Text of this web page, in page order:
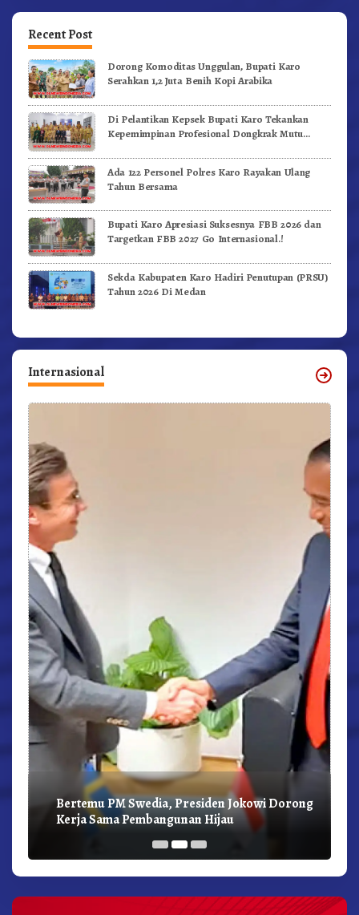
Recent Post
Dorong Komoditas Unggulan, Bupati Karo
Serahkan 1,2 Juta Benih Kopi Arabika
Di Pelantikan Kepsek Bupati Karo Tekankan
Kepemimpinan Profesional Dongkrak Mutu
Ada 122 Personel Polres Karo Rayakan Ulang
Tahun Bersama
Bupati Karo Apresiasi Suksesnya FBB 2026 dan
Targetkan FBB 2027 Go Internasional.!
Sekda Kabupaten Karo Hadiri Penutupan (PRSU)
Tahun 2026 Di Medan
Internasional
Bertemu PM Swedia, Presiden Jokowi Dorong
Kerja Sama Pembangunan Hijau